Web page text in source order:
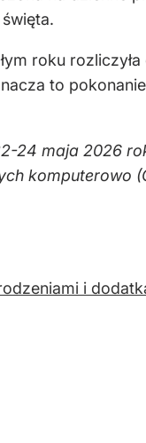
roku rozliczyła
to
24 maja 2026
komputerowo
i